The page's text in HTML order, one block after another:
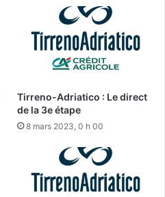
Tirreno-Adriatico : Le direct
de la 3e étape
8 mars 2023, 0 h 00